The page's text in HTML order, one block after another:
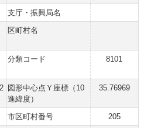
支庁・振興局名
区町村名
分類コード 8101
図形中心点Ｙ座標（10
進緯度）
35.76969
市区町村番号 205